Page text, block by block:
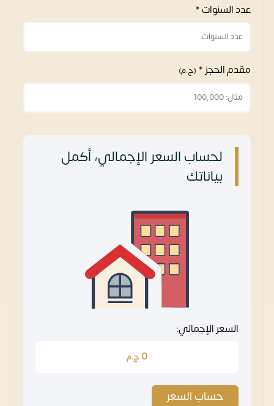
عدد السنوات *
مقدم الحجز * (ج.م)
لحساب السعر الإجمالي، أكمل
بياناتك
السعر الإجمالي:
0 ج.م
حساب السعر